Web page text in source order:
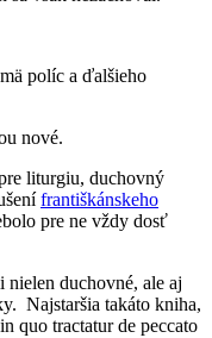
políc a ďalšieho
nové.
liturgiu, duchovný
františkánskeho
pre ne vždy dosť
duchovné, ale aj
Najstaršia takáto kniha,
quo tractatur de peccato